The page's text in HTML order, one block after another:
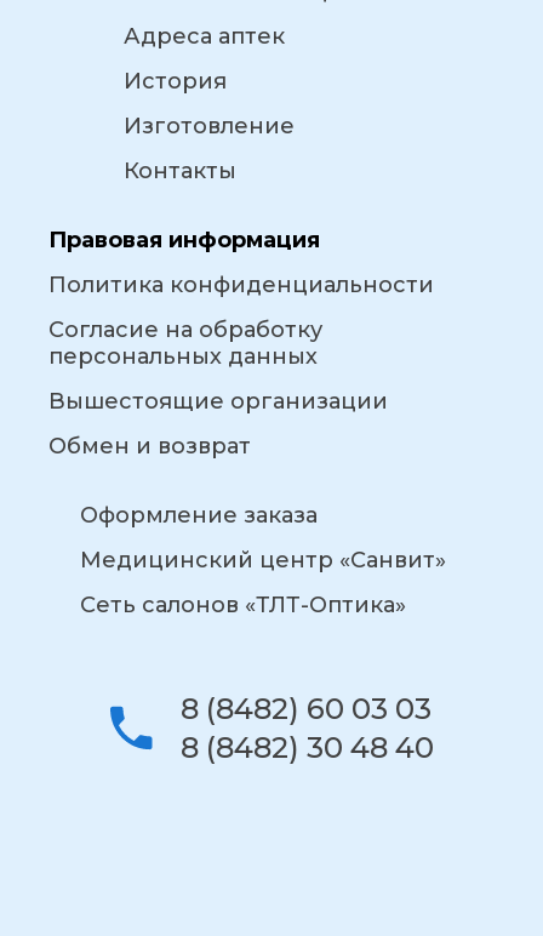
Адреса аптек
История
Изготовление
Контакты
Правовая информация
Политика конфиденциальности
Согласие на обработку
персональных данных
Вышестоящие организации
Обмен и возврат
Оформление заказа
Медицинский центр «Санвит»
Сеть салонов «ТЛТ-Оптика»
8 (8482) 60 03 03
8 (8482) 30 48 40